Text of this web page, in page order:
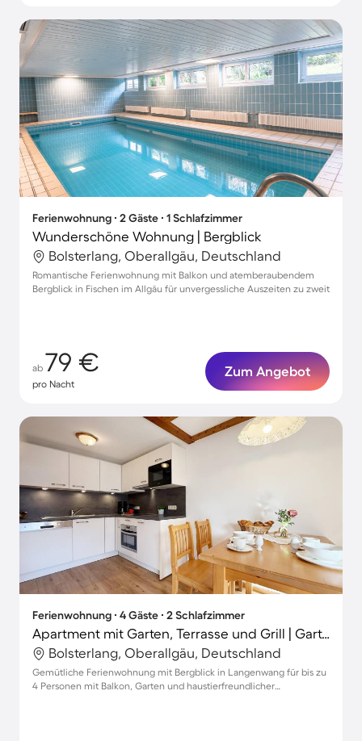
Ferienwohnung ∙ 2 Gäste ∙ 1 Schlafzimmer
Wunderschöne Wohnung | Bergblick
Bolsterlang, Oberallgäu, Deutschland
Romantische Ferienwohnung mit Balkon und atemberaubendem
Bergblick in Fischen im Allgäu für unvergessliche Auszeiten zu zweit
ab 79 €
pro Nacht
Zum Angebot
Ferienwohnung ∙ 4 Gäste ∙ 2 Schlafzimmer
Apartment mit Garten, Terrasse und Grill | Gartenblick
Bolsterlang, Oberallgäu, Deutschland
Gemütliche Ferienwohnung mit Bergblick in Langenwang für bis zu
4 Personen mit Balkon, Garten und haustierfreundlicher